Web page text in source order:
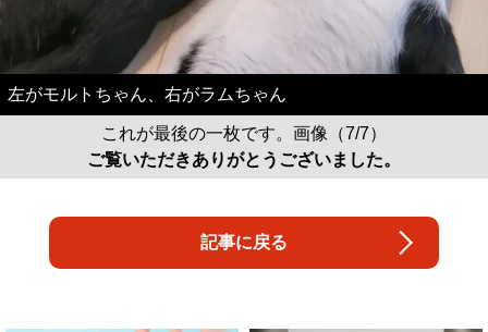
左がモルトちゃん、右がラムちゃん
これが最後の一枚です。画像（7/7）
ご覧いただきありがとうございました。
記事に戻る